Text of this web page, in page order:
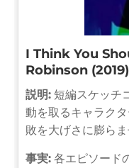
I Think You
Robinson (2019)
説明: 短編スケッチ
動を取るキャラク
敗を大げさに膨ら
事実: 各エピソード